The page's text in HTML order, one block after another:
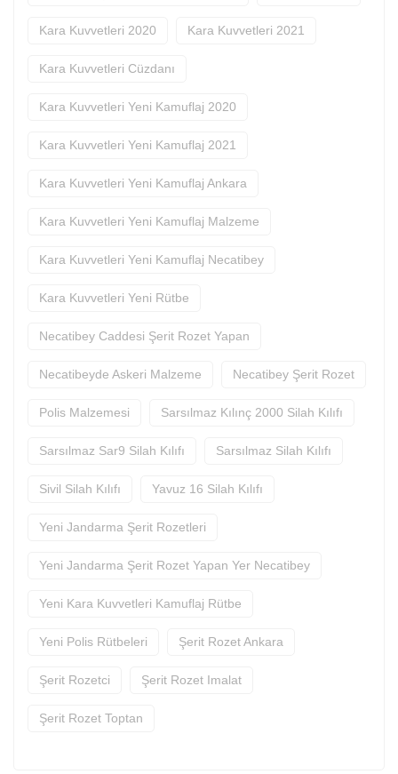
Kara Kuvvetleri 2020 Kara Kuvvetleri 2021
Kara Kuvvetleri Cüzdanı
Kara Kuvvetleri Yeni Kamuflaj 2020
Kara Kuvvetleri Yeni Kamuflaj 2021
Kara Kuvvetleri Yeni Kamuflaj Ankara
Kara Kuvvetleri Yeni Kamuflaj Malzeme
Kara Kuvvetleri Yeni Kamuflaj Necatibey
Kara Kuvvetleri Yeni Rütbe
Necatibey Caddesi Şerit Rozet Yapan
Necatibeyde Askeri Malzeme Necatibey Şerit Rozet
Polis Malzemesi Sarsılmaz Kılınç 2000 Silah Kılıfı
Sarsılmaz Sar9 Silah Kılıfı Sarsılmaz Silah Kılıfı
Sivil Silah Kılıfı Yavuz 16 Silah Kılıfı
Yeni Jandarma Şerit Rozetleri
Yeni Jandarma Şerit Rozet Yapan Yer Necatibey
Yeni Kara Kuvvetleri Kamuflaj Rütbe
Yeni Polis Rütbeleri Şerit Rozet Ankara
Şerit Rozetci Şerit Rozet Imalat
Şerit Rozet Toptan